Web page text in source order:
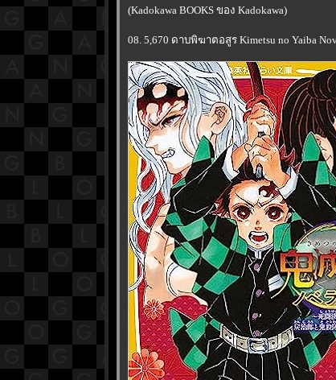
(Kadokawa BOOKS ของ Kadokawa)
08. 5,670 ดาบพิฆาตอสูร Kimetsu no Yaiba